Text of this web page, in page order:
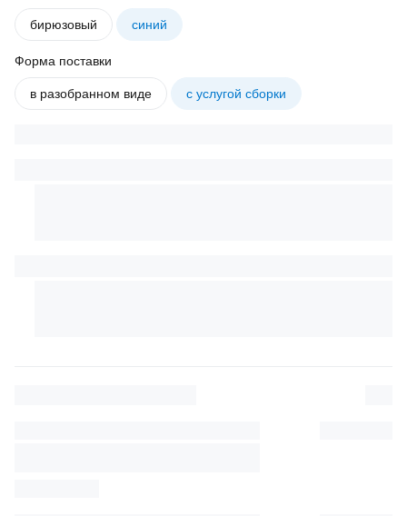
бирюзовый синий
Форма поставки
в разобранном виде с услугой сборки